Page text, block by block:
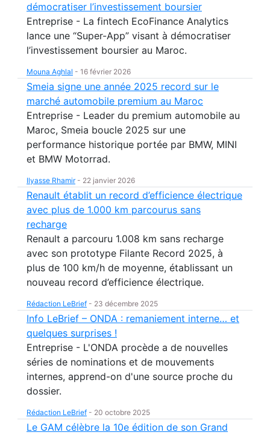
démocratiser l’investissement boursier
Entreprise - La fintech EcoFinance Analytics
lance une “Super-App” visant à démocratiser
l’investissement boursier au Maroc.
Mouna Aghlal - 16 février 2026
Smeia signe une année 2025 record sur le
marché automobile premium au Maroc
Entreprise - Leader du premium automobile au
Maroc, Smeia boucle 2025 sur une
performance historique portée par BMW, MINI
et BMW Motorrad.
Ilyasse Rhamir- 22 janvier 2026
Renault établit un record d’efficience électrique
avec plus de 1.000 km parcourus sans
recharge
Renault a parcouru 1.008 km sans recharge
avec son prototype Filante Record 2025, à
plus de 100 km/h de moyenne, établissant un
nouveau record d’efficience électrique.
Rédaction LeBrief - 23 décembre 2025
Info LeBrief – ONDA : remaniement interne… et
quelques surprises !
Entreprise - L'ONDA procède a de nouvelles
séries de nominations et de mouvements
internes, apprend-on d'une source proche du
dossier.
Rédaction LeBrief - 20 octobre 2025
Le GAM célèbre la 10e édition de son Grand